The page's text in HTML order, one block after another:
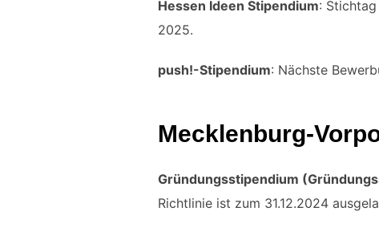
Hessen Ideen Stipendium:
2025.
push!-Stipendium: Nächste
Mecklenburg-
Gründungsstipendium
Richtlinie ist zum 31.12.2024